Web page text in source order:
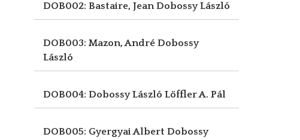
DOB002: Bastaire, JeanDobossy László
DOB003: Mazon, André Dobossy
László
DOB004: Dobossy László Löffler A. Pál
DOB005: Gyergyai Albert Dobossy